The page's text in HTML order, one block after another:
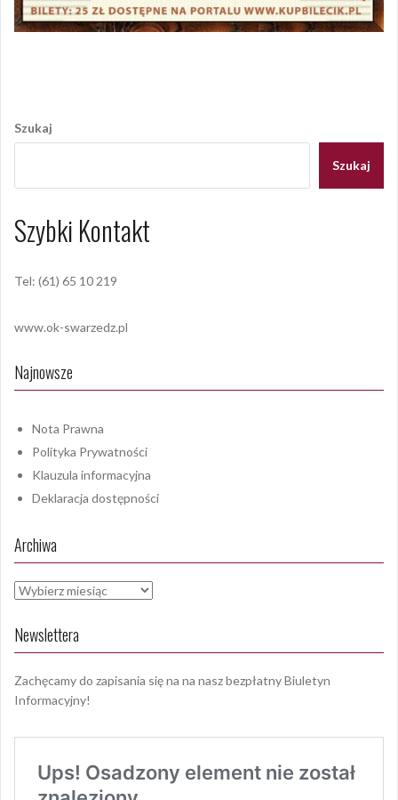
wpisu
Szukaj
Szukaj
Szybki Kontakt
Tel: (61) 65 10 219
www.ok-swarzedz.pl
Najnowsze
Nota Prawna
Polityka Prywatności
Klauzula informacyjna
Deklaracja dostępności
Archiwa
Archiwa
Newslettera
Zachęcamy do zapisania się na na nasz bezpłatny Biuletyn
Informacyjny!